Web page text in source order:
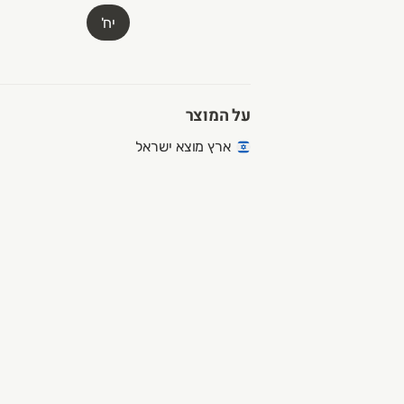
יח'
על המוצר
ארץ מוצא ישראל